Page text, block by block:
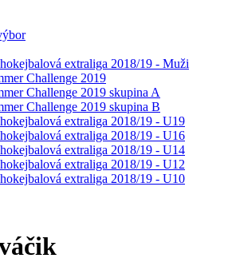
extraliga 2018/19 - Muži
Challenge 2019
Challenge 2019 skupina A
Challenge 2019 skupina B
extraliga 2018/19 - U19
extraliga 2018/19 - U16
extraliga 2018/19 - U14
extraliga 2018/19 - U12
extraliga 2018/19 - U10